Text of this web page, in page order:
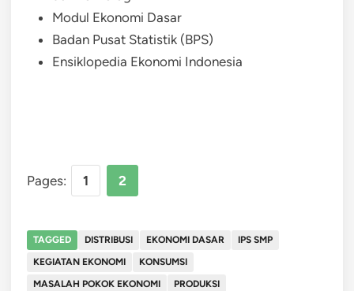
Modul Ekonomi Dasar
Badan Pusat Statistik (BPS)
Ensiklopedia Ekonomi Indonesia
Pages: 1 2
TAGGED DISTRIBUSI EKONOMI DASAR
IPS SMP
KEGIATAN EKONOMI
KONSUMSI
MASALAH POKOK EKONOMI
PRODUKSI